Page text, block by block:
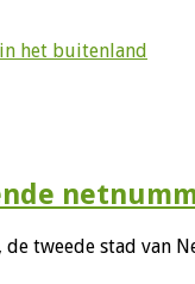
het buitenland
tweede stad van